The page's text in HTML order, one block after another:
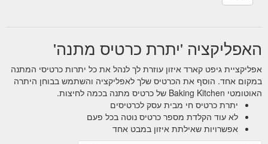
האפליקציה 'יתרת כרטיס מתנה'
אפליקציית גיפט קארד איזון עוזרת לך לנהל את כל יתרות כרטיסי המתנה
במקום אחד. הוסף את הכרטיס שלך לאפליקציה והשתמש בבוחן היתרה
האוטומטי Baking Kitchen של כרטיס מתנה בכמה לחיצות.
יתרת כרטיס חי מבית עסק לכרטיסים
לא עוד הקלדת מספר כרטיס נוטה בכל פעם
אפשרויות שאילתת איזון במבט אחד